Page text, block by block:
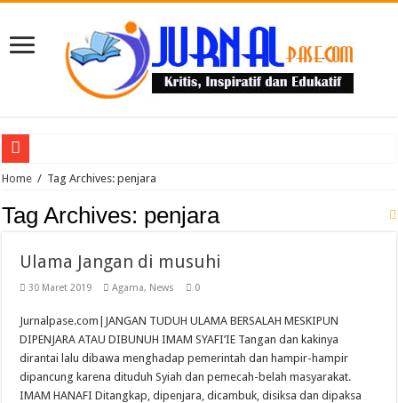
Puluhan Guru Berkumpul di TPN XIII Aceh Utara, Kacabdin Tekankan Cetak
Home / Tag Archives: penjara
Tag Archives: penjara
Ulama Jangan di musuhi
30 Maret 2019 Agama, News 0
Jurnalpase.com|JANGAN TUDUH ULAMA BERSALAH MESKIPUN
DIPENJARA ATAU DIBUNUH IMAM SYAFI’IE Tangan dan kakinya
dirantai lalu dibawa menghadap pemerintah dan hampir-hampir
dipancung karena dituduh Syiah dan pemecah-belah masyarakat.
IMAM HANAFI Ditangkap, dipenjara, dicambuk, disiksa dan dipaksa